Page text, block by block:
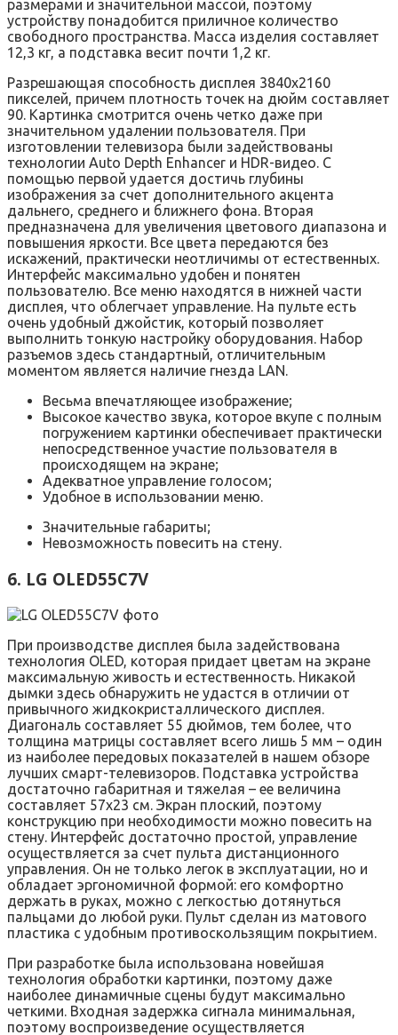
размерами и значительной массой, поэтому
устройству понадобится приличное количество
свободного пространства. Масса изделия составляет
12,3 кг, а подставка весит почти 1,2 кг.
Разрешающая способность дисплея 3840х2160
пикселей, причем плотность точек на дюйм составляет
90. Картинка смотрится очень четко даже при
значительном удалении пользователя. При
изготовлении телевизора были задействованы
технологии Auto Depth Enhancer и HDR-видео. С
помощью первой удается достичь глубины
изображения за счет дополнительного акцента
дальнего, среднего и ближнего фона. Вторая
предназначена для увеличения цветового диапазона и
повышения яркости. Все цвета передаются без
искажений, практически неотличимы от естественных.
Интерфейс максимально удобен и понятен
пользователю. Все меню находятся в нижней части
дисплея, что облегчает управление. На пульте есть
очень удобный джойстик, который позволяет
выполнить тонкую настройку оборудования. Набор
разъемов здесь стандартный, отличительным
моментом является наличие гнезда LAN.
Весьма впечатляющее изображение;
Высокое качество звука, которое вкупе с полным
погружением картинки обеспечивает практически
непосредственное участие пользователя в
происходящем на экране;
Адекватное управление голосом;
Удобное в использовании меню.
Значительные габариты;
Невозможность повесить на стену.
6. LG OLED55C7V
При производстве дисплея была задействована
технология OLED, которая придает цветам на экране
максимальную живость и естественность. Никакой
дымки здесь обнаружить не удастся в отличии от
привычного жидкокристаллического дисплея.
Диагональ составляет 55 дюймов, тем более, что
толщина матрицы составляет всего лишь 5 мм – один
из наиболее передовых показателей в нашем обзоре
лучших смарт-телевизоров. Подставка устройства
достаточно габаритная и тяжелая – ее величина
составляет 57х23 см. Экран плоский, поэтому
конструкцию при необходимости можно повесить на
стену. Интерфейс достаточно простой, управление
осуществляется за счет пульта дистанционного
управления. Он не только легок в эксплуатации, но и
обладает эргономичной формой: его комфортно
держать в руках, можно с легкостью дотянуться
пальцами до любой руки. Пульт сделан из матового
пластика с удобным противоскользящим покрытием.
При разработке была использована новейшая
технология обработки картинки, поэтому даже
наиболее динамичные сцены будут максимально
четкими. Входная задержка сигнала минимальная,
поэтому воспроизведение осуществляется